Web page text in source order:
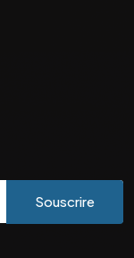
Souscrire